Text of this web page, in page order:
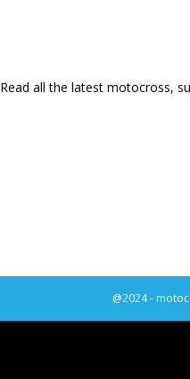
Read all the latest motocross,
@2024 -